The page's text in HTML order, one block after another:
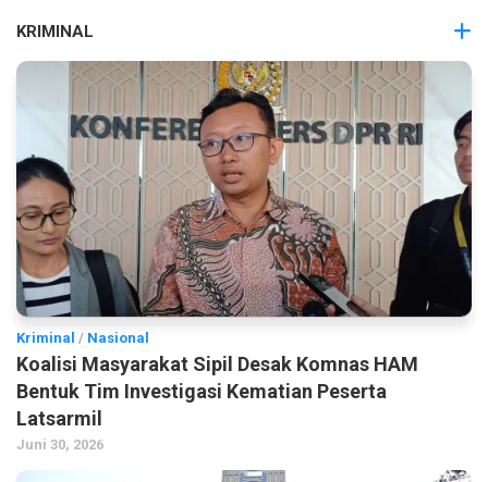
KRIMINAL
Kriminal / Nasional
Koalisi Masyarakat Sipil Desak Komnas HAM
Bentuk Tim Investigasi Kematian Peserta
Latsarmil
Juni 30, 2026